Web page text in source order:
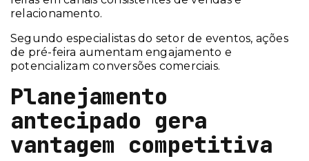
relacionamento.
Segundo especialistas do setor de eventos, ações
de pré-feira aumentam engajamento e
potencializam conversões comerciais.
Planejamento
antecipado gera
vantagem competitiva